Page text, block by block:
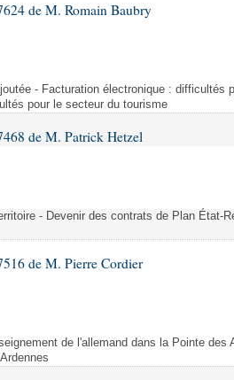
de M. Romain Baubry
- Facturation électronique : difficultés
pour le secteur du tourisme
de M. Patrick Hetzel
- Devenir des contrats de Plan État-
de M. Pierre Cordier
de l'allemand dans la Pointe des